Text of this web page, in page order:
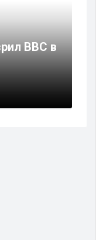
BBC в